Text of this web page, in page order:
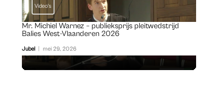
Video's
Mr. Michiel Warnez – publieksprijs pleitwedstrijd
Balies West-Vlaanderen 2026
Jubel mei 29, 2026